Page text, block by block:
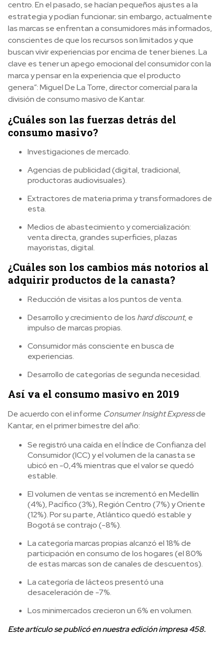
centro. En el pasado, se hacían pequeños ajustes a la
estrategia y podían funcionar; sin embargo, actualmente
las marcas se enfrentan a consumidores más informados,
conscientes de que los recursos son limitados y que
buscan vivir experiencias por encima de tener bienes. La
clave es tener un apego emocional del consumidor con la
marca y pensar en la experiencia que el producto
genera”: Miguel De La Torre, director comercial para la
división de consumo masivo de Kantar.
¿Cuáles son las fuerzas detrás del
consumo masivo?
Investigaciones de mercado.
Agencias de publicidad (digital, tradicional,
productoras audiovisuales).
Extractores de materia prima y transformadores de
esta.
Medios de abastecimiento y comercialización:
venta directa, grandes superficies, plazas
mayoristas, digital.
¿Cuáles son los cambios más notorios al
adquirir productos de la canasta?
Reducción de visitas a los puntos de venta.
Desarrollo y crecimiento de los hard discount, e
impulso de marcas propias.
Consumidor más consciente en busca de
experiencias.
Desarrollo de categorías de segunda necesidad.
Así va el consumo masivo en 2019
De acuerdo con el informe Consumer Insight Expressde
Kantar, en el primer bimestre del año:
Se registró una caída en el Índice de Confianza del
Consumidor (ICC) y el volumen de la canasta se
ubicó en -0,4% mientras que el valor se quedó
estable.
El volumen de ventas se incrementó en Medellín
(4%), Pacífico (3%), Región Centro (7%) y Oriente
(12%). Por su parte, Atlántico quedó estable y
Bogotá se contrajo (-8%).
La categoría marcas propias alcanzó el 18% de
participación en consumo de los hogares (el 80%
de estas marcas son de canales de descuentos).
La categoría de lácteos presentó una
desaceleración de -7%.
Los minimercados crecieron un 6% en volumen.
Este artículo se publicó en nuestra edición impresa 458.